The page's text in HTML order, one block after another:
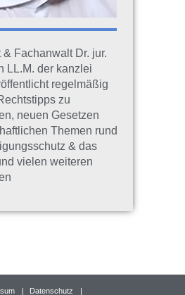
Fachanwalt Dr. jur.
LL.M. der kanzlei
regelmäßig
zu
neuen Gesetzen
Themen rund
& das
vielen weiteren
Datenschutz